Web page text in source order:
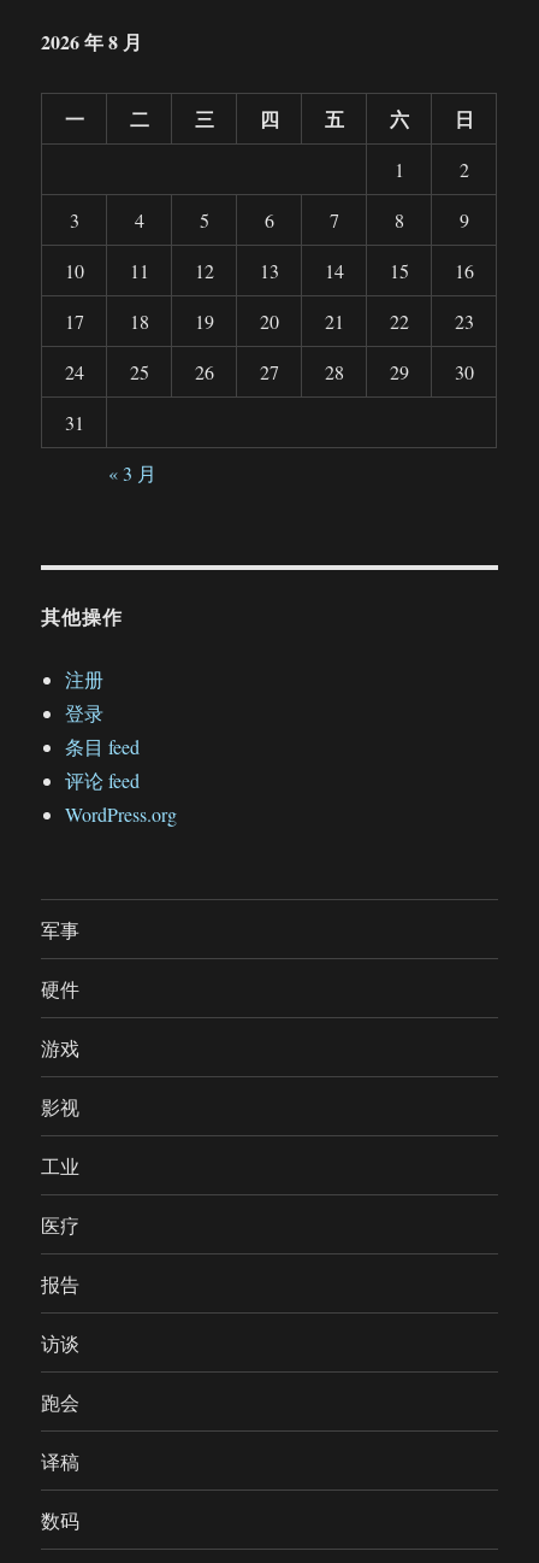
2026 年 8 月
一 二 三 四 五 六 日
1
2
3
4 5 6 7 8
9
10
11 12 13 14 15
16
17
18 19 20 21 22
23
24
25 26 27 28 29
30
31
« 3 月
其他操作
注册
登录
条目 feed
评论 feed
WordPress.org
军事
硬件
游戏
影视
工业
医疗
报告
访谈
跑会
译稿
数码